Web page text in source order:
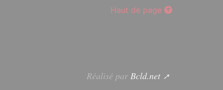
Haut de page
Réalisé par Bcld.net